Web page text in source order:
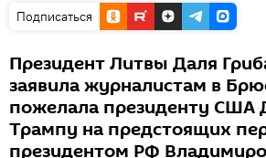
Подписаться
Президент Литвы Даля
заявила журналистам в
пожелала президенту США
Трампу на предстоящих
президентом РФ